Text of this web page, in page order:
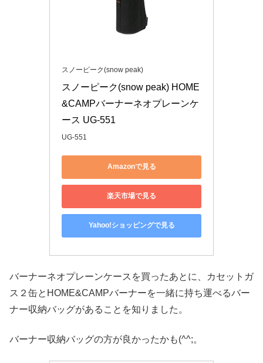
スノーピーク(snow peak)
スノーピーク(snow peak) HOME
&CAMPバーナーネオプレーンケ
ース UG-551
UG-551
Amazonで見る
楽天市場で見る
Yahoo!ショッピングで見る
バーナーネオプレーンケースを買ったあとに、カセットガ
ス２缶とHOME&CAMPバーナーを一緒に持ち運べるバー
ナー収納バッグがあることを知りました。
バーナー収納バッグの方が良かったかも(^^;。